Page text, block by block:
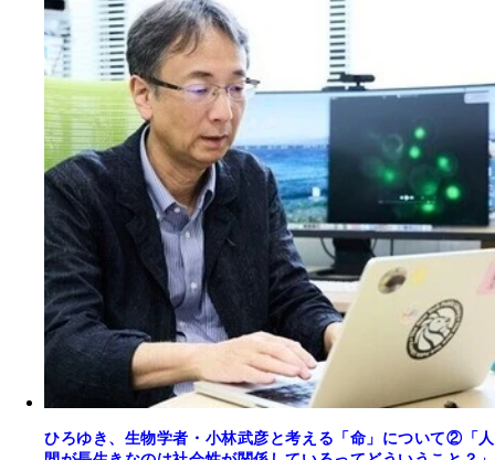
ひろゆき、生物学者・小林武彦と考える「命」について②「人